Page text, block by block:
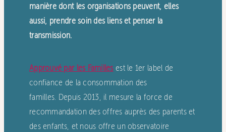
manière dont les organisations peuvent, elles
aussi, prendre soin des liens et penser la
transmission.
Approuvé par les Familles est le 1er label de
confiance de la consommation des
familles. Depuis 2013, il mesure la force de
recommandation des offres auprès des parents et
des enfants, et nous offre un observatoire